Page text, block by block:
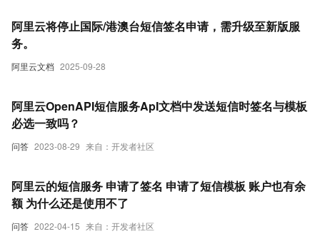
阿里云文档 2025-09-28
阿里云将停止国际/港澳台短信签名申请，需升级至新版服
务。
问答 2023-08-29 来自：开发者社区
阿里云OpenAPI短信服务ApI文档中发送短信时签名与模板
必选一致吗？
问答 2022-04-15 来自：开发者社区
阿里云的短信服务 申请了签名 申请了短信模板 账户也有余
额 为什么还是使用不了